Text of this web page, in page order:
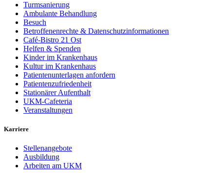
Turmsanierung
Ambulante Behandlung
Besuch
Betroffenenrechte & Datenschutzinformationen
Café-Bistro 21 Ost
Helfen & Spenden
Kinder im Krankenhaus
Kultur im Krankenhaus
Patientenunterlagen anfordern
Patientenzufriedenheit
Stationärer Aufenthalt
UKM-Cafeteria
Veranstaltungen
Karriere
Stellenangebote
Ausbildung
Arbeiten am UKM